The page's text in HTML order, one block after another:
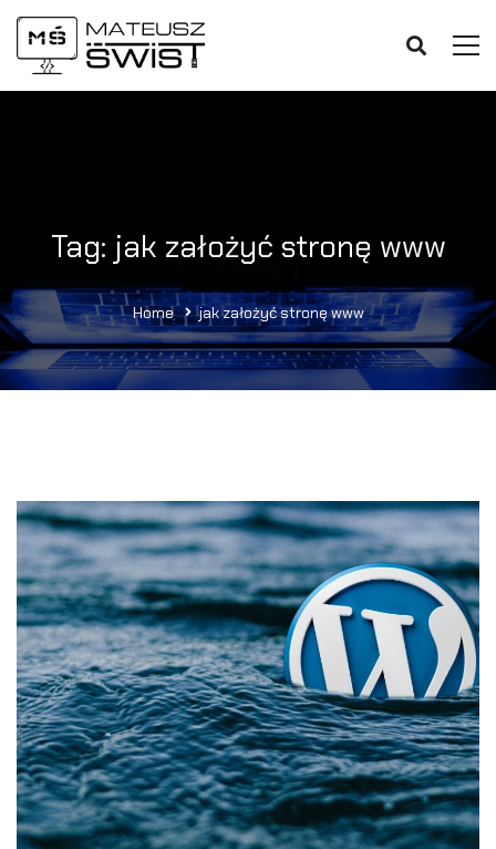
Tag: jak założyć stronę www
Home jak założyć stronę www